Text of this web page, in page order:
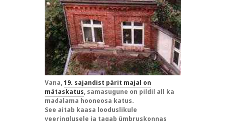
Vana,19. sajandist pärit majal on
mätaskatus, samasugune on pildil all ka
madalama hooneosa katus.
See aitab kaasa looduslikule
veeringlusele ja tagab ümbruskonnas